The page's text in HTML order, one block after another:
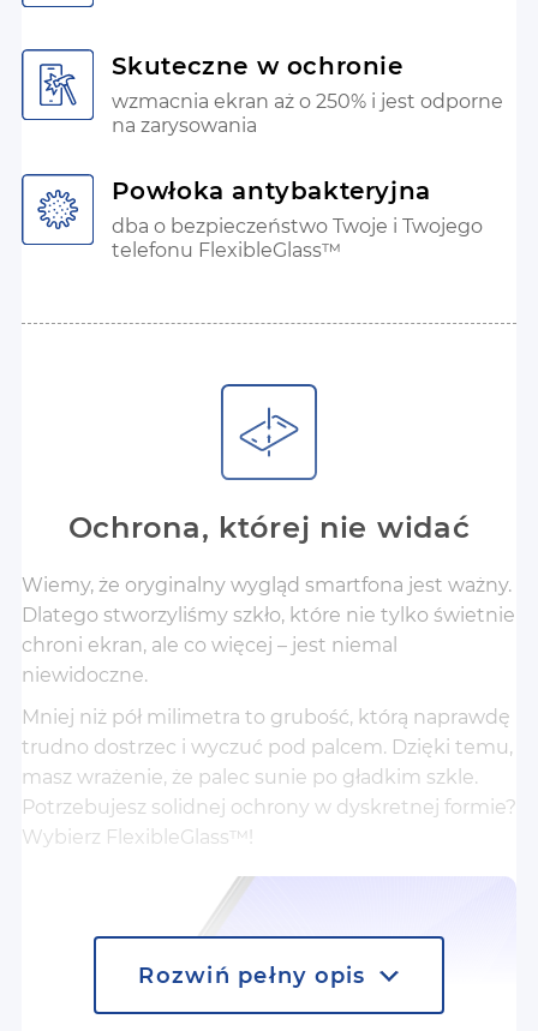
Skuteczne w ochronie
wzmacnia ekran aż o 250% i jest odporne
na zarysowania
Powłoka antybakteryjna
dba o bezpieczeństwo Twoje i Twojego
telefonu FlexibleGlass™
Rozwiń pełny opis
Ochrona, której nie widać
Wiemy, że oryginalny wygląd smartfona jest ważny.
Dlatego stworzyliśmy szkło, które nie tylko świetnie
chroni ekran, ale co więcej – jest niemal
niewidoczne.
Mniej niż pół milimetra to grubość, którą naprawdę
trudno dostrzec i wyczuć pod palcem. Dzięki temu,
masz wrażenie, że palec sunie po gładkim szkle.
Potrzebujesz solidnej ochrony w dyskretnej formie?
Wybierz FlexibleGlass™!